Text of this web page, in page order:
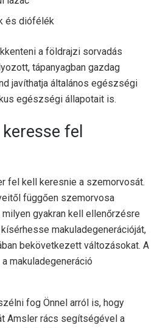
és diófélék
a földrajzi sorvadás
tápanyagban gazdag
javíthatja általános egészségi
egészségi állapotait is.
fel
fel kell keresnie a szemorvosát.
függően szemorvosa
milyen gyakran kell ellenőrzésre
makuladegenerációját,
bekövetkezett változásokat. A
makuladegeneráció
fog Önnel arról is, hogy
Amsler rács segítségével a